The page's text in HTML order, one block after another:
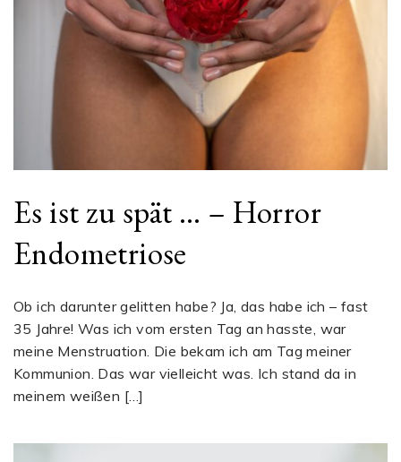
Es ist zu spät … – Horror
Endometriose
Ob ich darunter gelitten habe? Ja, das habe ich – fast
35 Jahre! Was ich vom ersten Tag an hasste, war
meine Menstruation. Die bekam ich am Tag meiner
Kommunion. Das war vielleicht was. Ich stand da in
meinem weißen […]